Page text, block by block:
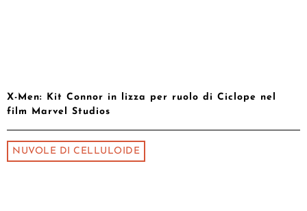
X-Men: Kit Connor in lizza per ruolo di Ciclope nel
film Marvel Studios
NUVOLE DI CELLULOIDE